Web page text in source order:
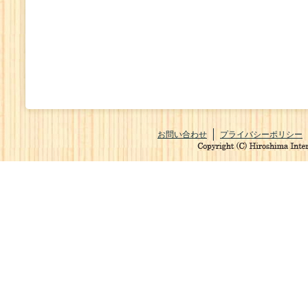
お問い合わせ プライバシーポリシー